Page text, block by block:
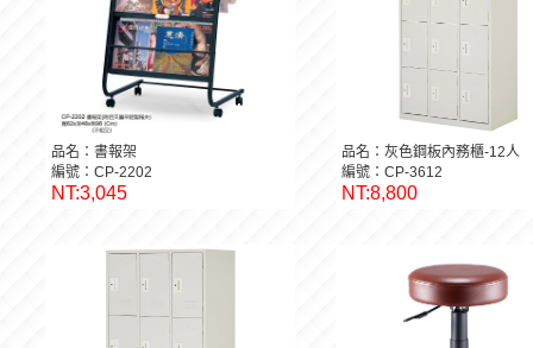
品名：書報架
編號：CP-2202
NT:3,045
品名：灰色鋼板內務櫃-12人
編號：CP-3612
NT:8,800